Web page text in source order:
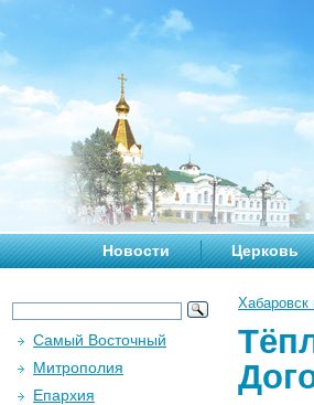
Новости Церковь
Хабаровск
Самый Восточный
Митрополия
Епархия